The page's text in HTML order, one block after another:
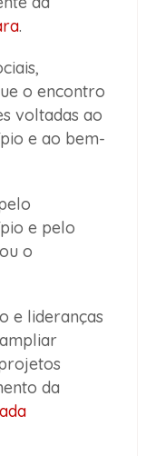
.
o encontro
voltadas ao
e ao bem-
e pelo
o
e lideranças
da